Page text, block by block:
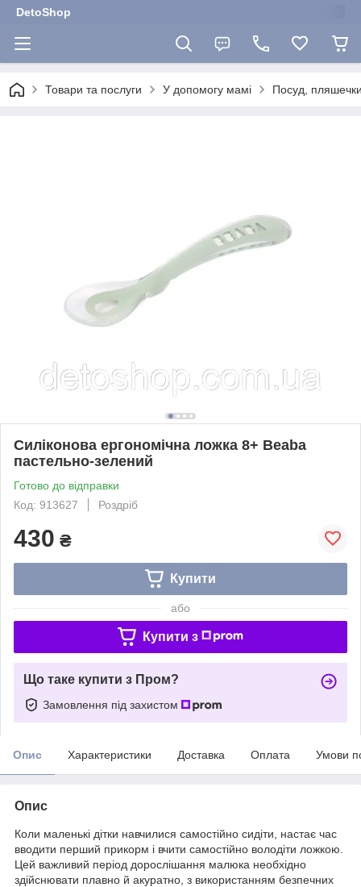
DetoShop
Товари та послуги У допомогу мамі Посуд,
Силіконова ергономічна ложка 8+ Beaba
пастельно-зелений
Готово до відправки
Код: 913627
Роздріб
430 ₴
Купити
або
Купити з
Що таке купити з Пром?
Замовлення під захистом
Опис Характеристики Доставка Оплата Умови
Опис
Коли маленькі дітки навчилися самостійно сидіти, настає час
вводити перший прикорм і вчити самостійно володіти ложкою.
Цей важливий період дорослішання малюка необхідно
здійснювати плавно й акуратно, з використанням безпечних